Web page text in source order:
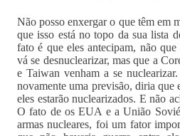
Não posso enxergar o que têm em
que isso está no topo da sua lista
fato é que eles antecipam, não
vá se desnuclearizar, mas que a
e Taiwan venham a se
novamente uma previsão, diria que
eles estarão nuclearizados. E não
O fato de os EUA e a União
armas nucleares, foi um fator